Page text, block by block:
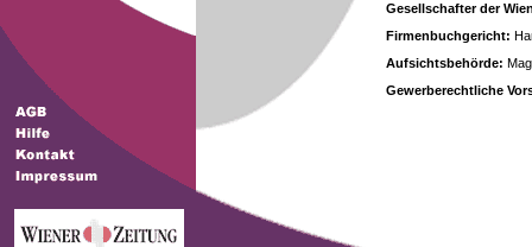
Gesellschafter der
Firmenbuchgericht:
Aufsichtsbehörde:
Gewerberechtliche